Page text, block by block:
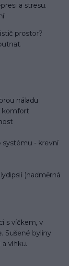
a stresu.
prostor?
náladu
komfort
systému - krevní
(nadměrná
s víčkem, v
Sušené byliny
vlhku.